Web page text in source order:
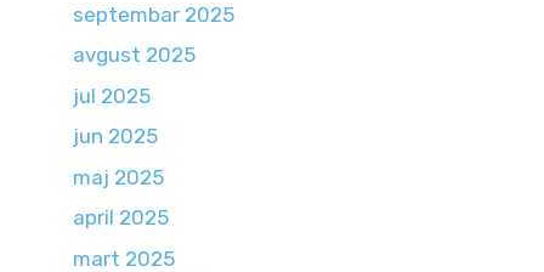
septembar 2025
avgust 2025
jul 2025
jun 2025
maj 2025
april 2025
mart 2025